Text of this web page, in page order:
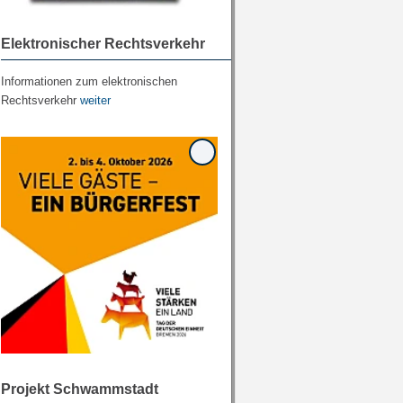
Elektronischer Rechtsverkehr
Informationen zum elektronischen
Rechtsverkehr weiter
Projekt Schwammstadt